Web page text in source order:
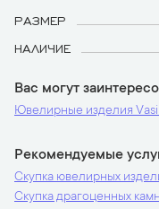
РАЗМЕР
НАЛИЧИЕ
Вас могут
Ювелирные изделия
Рекомендуемые
Скупка ювелирных
Скупка драгоценных